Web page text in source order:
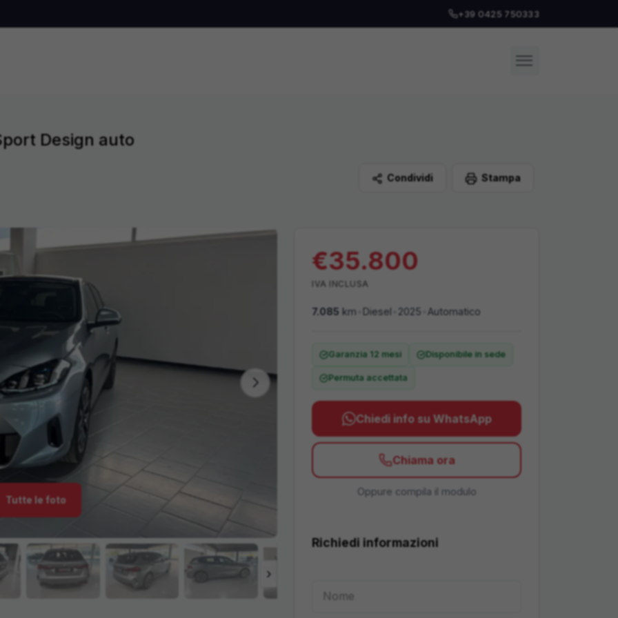
+39 0425 750333
Design auto
Condividi Stampa
Tutte le foto
›
€35.800
IVA INCLUSA
7.085 km Diesel 2025 Automatico
Garanzia 12 mesi Disponibile in sede
Permuta accettata
Chiedi info su WhatsApp
Chiama ora
Oppure compila il modulo
Richiedi informazioni